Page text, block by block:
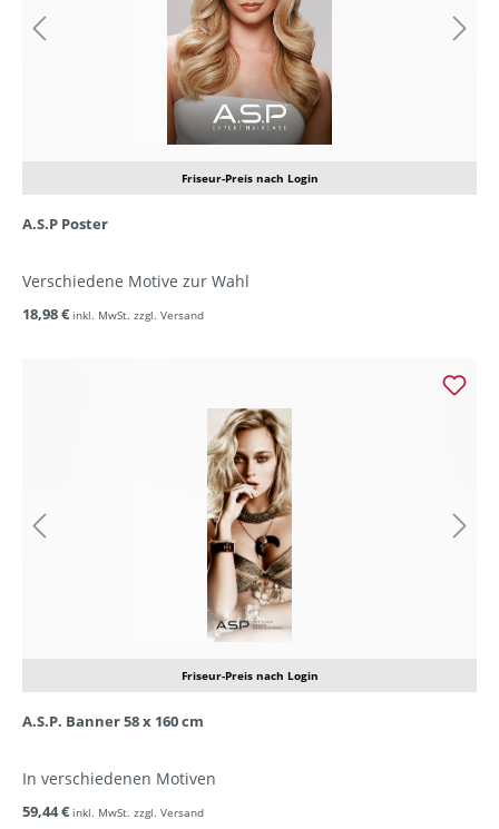
Friseur-Preis nach Login
A.S.P Poster
Verschiedene Motive zur Wahl
18,98 € inkl. MwSt. zzgl. Versand
Friseur-Preis nach Login
A.S.P. Banner 58 x 160 cm
In verschiedenen Motiven
59,44 € inkl. MwSt. zzgl. Versand